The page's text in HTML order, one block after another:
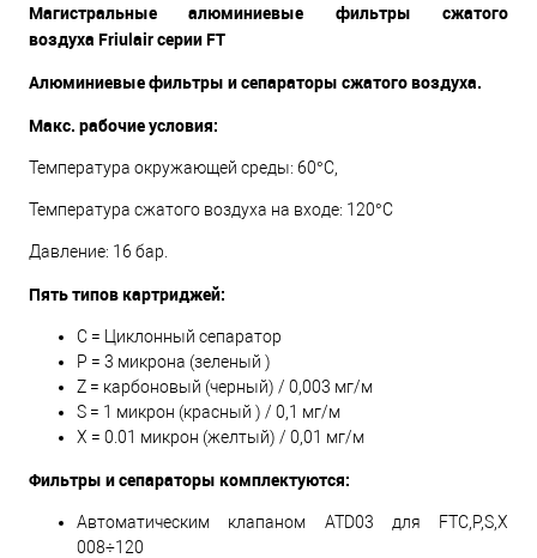
Магистральные алюминиевые фильтры сжатого
воздуха Friulair серии FT
Алюминиевые фильтры и сепараторы сжатого воздуха.
Макс. рабочие условия:
Температура окружающей среды: 60°C,
Температура сжатого воздуха на входе: 120°C
Давление: 16 бар.
Пять типов картриджей:
С = Циклонный сепаратор
P = 3 микрона (зеленый )
Z = карбоновый (черный) / 0,003 мг/м
S = 1 микрон (красный ) / 0,1 мг/м
X = 0.01 микрон (желтый) / 0,01 мг/м
Фильтры и сепараторы комплектуются:
Автоматическим клапаном ATD03 для FTС,P,S,X
008÷120